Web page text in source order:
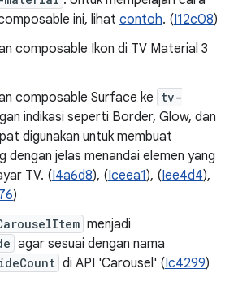
ini, lihat contoh. (I12c08)
composable Ikon di TV Material 3
composable Surface ke tv-
indikasi seperti Border, Glow, dan
digunakan untuk membuat
dengan jelas menandai elemen yang
TV. (I4a6d8), (Iceea1), (Iee4d4),
)
menjadi
agar sesuai dengan nama
di API 'Carousel' (Ic4299)